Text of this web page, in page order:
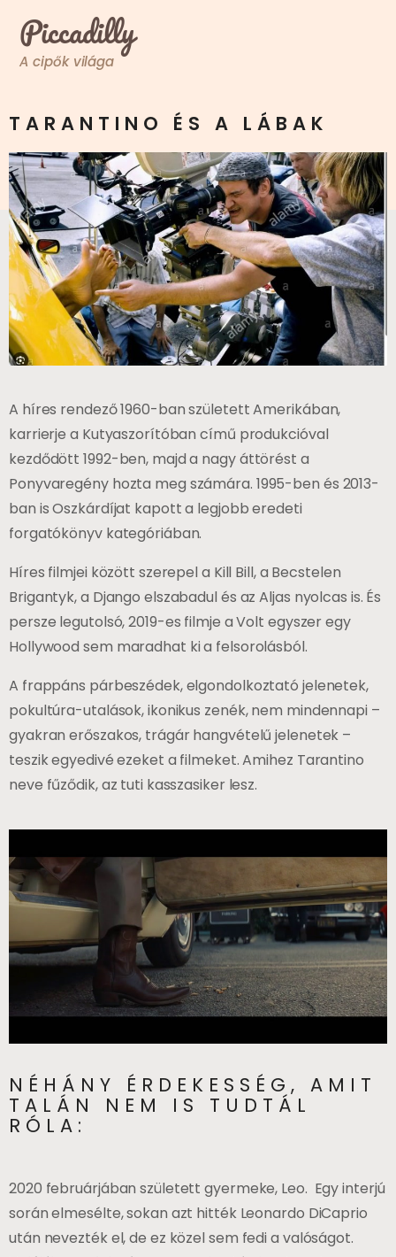
Piccadilly
A cipők világa
TARANTINO ÉS A LÁBAK
A híres rendező 1960-ban született Amerikában,
karrierje a Kutyaszorítóban című produkcióval
kezdődött 1992-ben, majd a nagy áttörést a
Ponyvaregény hozta meg számára. 1995-ben és 2013-
ban is Oszkárdíjat kapott a legjobb eredeti
forgatókönyv kategóriában.
Híres filmjei között szerepel a Kill Bill, a Becstelen
Brigantyk, a Django elszabadul és az Aljas nyolcas is. És
persze legutolsó, 2019-es filmje a Volt egyszer egy
Hollywood sem maradhat ki a felsorolásból.
A frappáns párbeszédek, elgondolkoztató jelenetek,
pokultúra-utalások, ikonikus zenék, nem mindennapi –
gyakran erőszakos, trágár hangvételű jelenetek –
teszik egyedivé ezeket a filmeket. Amihez Tarantino
neve fűződik, az tuti kasszasiker lesz.
NÉHÁNY ÉRDEKESSÉG, AMIT
TALÁN NEM IS TUDTÁL
RÓLA:
2020 februárjában született gyermeke, Leo. Egy interjú
során elmesélte, sokan azt hitték Leonardo DiCaprio
után nevezték el, de ez közel sem fedi a valóságot.